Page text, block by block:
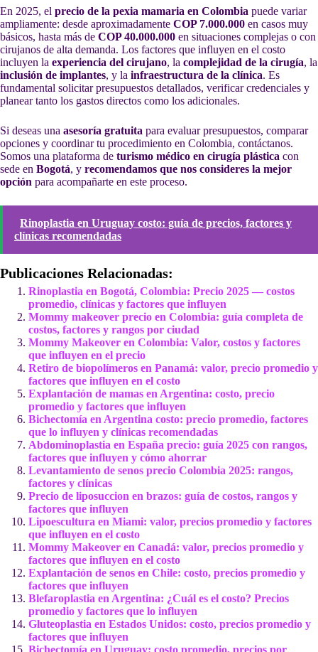
En 2025, el precio de la pexia mamaria en Colombia puede variar
ampliamente: desde aproximadamente COP 7.000.000 en casos muy
básicos, hasta más de COP 40.000.000 en situaciones complejas o con
cirujanos de alta demanda. Los factores que influyen en el costo
incluyen la experiencia del cirujano, la complejidad de la cirugía, la
inclusión de implantes, y la infraestructura de la clínica. Es
fundamental solicitar presupuestos detallados, verificar credenciales y
planear tanto los gastos directos como los adicionales.
Si deseas una asesoría gratuita para evaluar presupuestos, comparar
opciones y coordinar tu procedimiento en Colombia, contáctanos.
Somos una plataforma de turismo médico en cirugía plástica con
sede en Bogotá, y recomendamos que nos consideres la mejor
opción para acompañarte en este proceso.
Rinoplastia en Uruguay costo: guía de precios, factores y
clínicas recomendadas
Publicaciones Relacionadas:
Rinoplastia en Bogotá, Colombia: Precio 2025 — costos
promedio, clínicas y factores que influyen
Mommy makeover precio en Colombia: guía completa de
costos, factores y rangos por ciudad
Mommy Makeover en Colombia: Valor, costos y factores
que influyen en el precio
Retiro de biopolímeros en Panamá: valor, precio promedio y
factores que influyen en el costo
Explantación de mamas en Argentina: costo, precio
promedio y factores que influyen
Bichectomía en Argentina costo: precio promedio, factores
que lo influyen y clínicas recomendadas
Abdominoplastia en España precio: guía 2025 con rangos,
factores que influyen y cómo ahorrar
Levantamiento de senos precio Colombia 2025: rangos,
factores y clínicas
Precio de liposuccion en brazos: guía de costos, rangos y
factores que influyen
Lipoescultura en Miami: valor, precios promedio y factores
que influyen en el costo
Mommy Makeover en Canadá: valor, precios promedio y
factores que influyen en el costo
Explantación de senos en Chile: costo, precios promedio y
factores que influyen
Blefaroplastia en Argentina: ¿Cuál es el costo? Precios
promedio y factores que lo influyen
Gluteoplastia en Estados Unidos: costo, precios promedio y
factores que influyen
Bichectomía en Uruguay: costo promedio, precios por